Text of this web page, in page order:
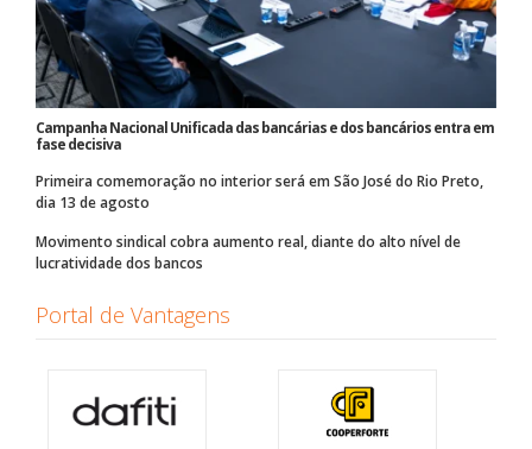
Campanha Nacional Unificada das bancárias e dos bancários entra em
fase decisiva
Primeira comemoração no interior será em São José do Rio Preto,
dia 13 de agosto
Movimento sindical cobra aumento real, diante do alto nível de
lucratividade dos bancos
Portal de Vantagens